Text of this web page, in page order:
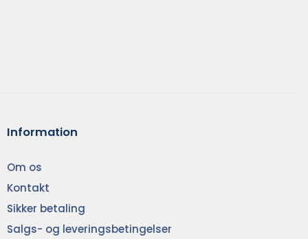
Information
Om os
Kontakt
Sikker betaling
Salgs- og leveringsbetingelser